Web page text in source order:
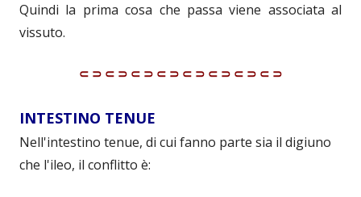
Quindi la prima cosa che passa viene associata al
vissuto.
⸦⸧⸦⸧⸦⸧⸦⸧⸦⸧⸦⸧⸦⸧⸦⸧
INTESTINO TENUE
Nell'intestino tenue, di cui fanno parte sia il digiuno
che l'ileo, il conflitto è: